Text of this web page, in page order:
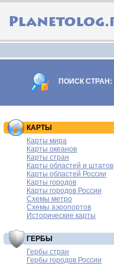
ПОИСК СТРАН:
КАРТЫ
Карты мира
Карты океанов
Карты стран
Карты областей и штатов
Карты областей России
Карты городов
Карты городов России
Схемы метро
Схемы аэропортов
Исторические карты
ГЕРБЫ
Гербы стран
Гербы городов России